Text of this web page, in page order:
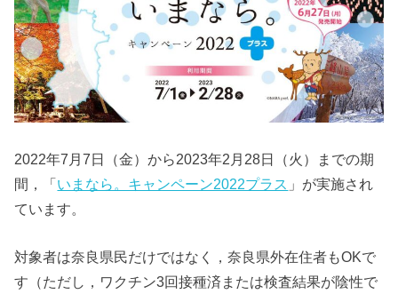
2022年7月7日（金）から2023年2月28日（火）までの期
間，「いまなら。キャンペーン2022プラス 」が実施され
ています。
対象者は奈良県民だけではなく，奈良県外在住者もOKで
す（ただし，ワクチン3回接種済または検査結果が陰性で